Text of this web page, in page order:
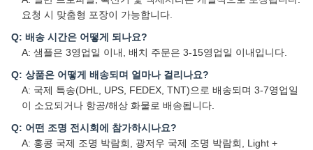
요청 시 맞춤형 포장이 가능합니다.
Q: 배송 시간은 어떻게 되나요?
A: 샘플은 3영업일 이내, 배치 주문은 3-15영업일 이내입니다.
Q: 상품은 어떻게 배송되며 얼마나 걸리나요?
A: 국제 특송(DHL, UPS, FEDEX, TNT)으로 배송되며 3-7영업일
이 소요되거나 항공/해상 화물로 배송됩니다.
Q: 어떤 조명 전시회에 참가하시나요?
A: 홍콩 국제 조명 박람회, 광저우 국제 조명 박람회, Light +